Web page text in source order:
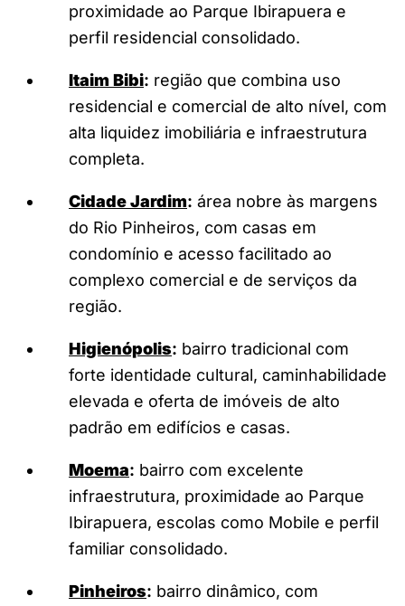
proximidade ao Parque Ibirapuera e
perfil residencial consolidado.
Itaim Bibi: região que combina uso
residencial e comercial de alto nível, com
alta liquidez imobiliária e infraestrutura
completa.
Cidade Jardim: área nobre às margens
do Rio Pinheiros, com casas em
condomínio e acesso facilitado ao
complexo comercial e de serviços da
região.
Higienópolis: bairro tradicional com
forte identidade cultural, caminhabilidade
elevada e oferta de imóveis de alto
padrão em edifícios e casas.
Moema: bairro com excelente
infraestrutura, proximidade ao Parque
Ibirapuera, escolas como Mobile e perfil
familiar consolidado.
Pinheiros: bairro dinâmico, com